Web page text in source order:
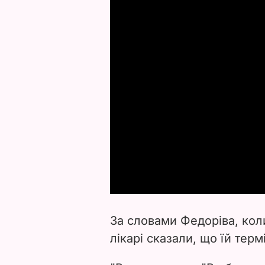
За словами Федоріва,
лікарі сказали, що їй